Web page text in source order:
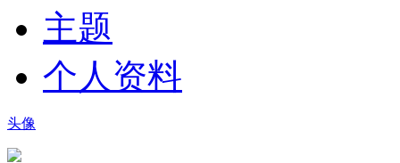
主题
个人资料
头像